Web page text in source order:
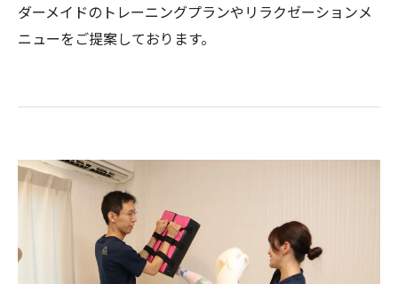
ダーメイドのトレーニングプランやリラクゼーションメ
ニューをご提案しております。